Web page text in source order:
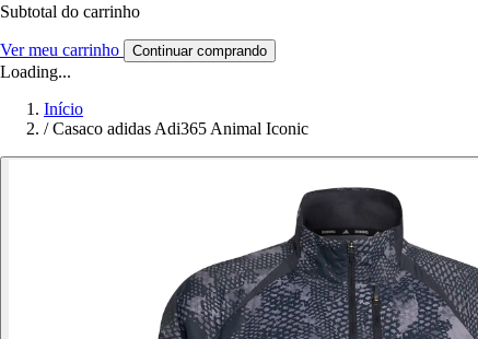
Subtotal do carrinho
Ver meu carrinho Continuar comprando
Loading...
Início
/ Casaco adidas Adi365 Animal Iconic